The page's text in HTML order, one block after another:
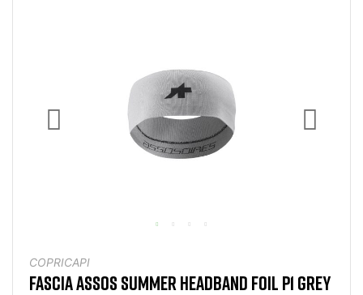
COPRICAPI
FASCIA ASSOS SUMMER HEADBAND FOIL P1 GREY